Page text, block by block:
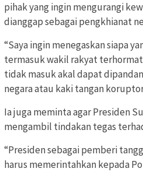
pihak yang ingin mengurangi
dianggap sebagai pengkhianat
“Saya ingin menegaskan siapa
termasuk wakil rakyat terhormat
tidak masuk akal dapat
negara atau kaki tangan
Ia juga meminta agar Presiden
mengambil tindakan tegas
“Presiden sebagai pemberi
harus memerintahkan kepada